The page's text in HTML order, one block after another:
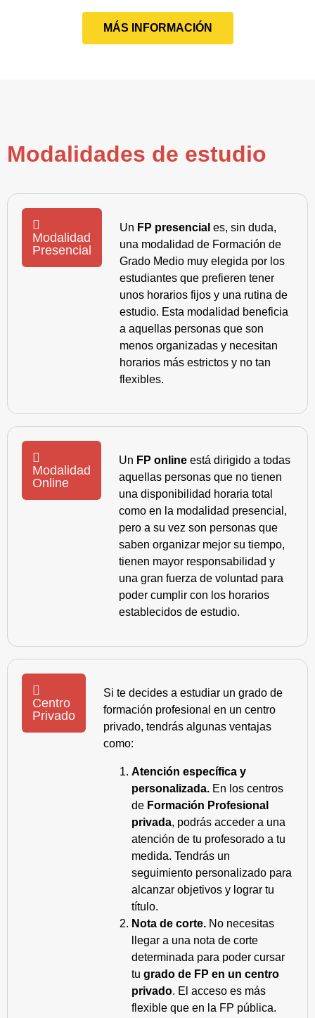
MÁS INFORMACIÓN
Modalidades de estudio
Modalidad
Presencial
Un FP presencial es, sin duda,
una modalidad de Formación de
Grado Medio muy elegida por los
estudiantes que prefieren tener
unos horarios fijos y una rutina de
estudio. Esta modalidad beneficia
a aquellas personas que son
menos organizadas y necesitan
horarios más estrictos y no tan
flexibles.
Modalidad
Online
Un FP online está dirigido a todas
aquellas personas que no tienen
una disponibilidad horaria total
como en la modalidad presencial,
pero a su vez son personas que
saben organizar mejor su tiempo,
tienen mayor responsabilidad y
una gran fuerza de voluntad para
poder cumplir con los horarios
establecidos de estudio.
Centro
Privado
Si te decides a estudiar un grado de
formación profesional en un centro
privado, tendrás algunas ventajas
como:
Atención específica y
personalizada. En los centros
de Formación Profesional
privada, podrás acceder a una
atención de tu profesorado a tu
medida. Tendrás un
seguimiento personalizado para
alcanzar objetivos y lograr tu
título.
Nota de corte. No necesitas
llegar a una nota de corte
determinada para poder cursar
tu grado de FP en un centro
privado. El acceso es más
flexible que en la FP pública.